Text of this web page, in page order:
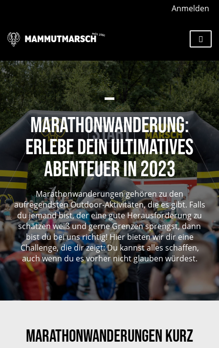
Anmelden
MARATHONWANDERUNG:
ERLEBE DEIN ULTIMATIVES
ABENTEUER IN 2023
Marathonwanderungen gehören zu den
aufregendsten Outdoor-Aktivitäten, die es gibt. Falls
du jemand bist, der eine gute Herausforderung zu
schätzen weiß und gerne Grenzen sprengst, dann
bist du bei uns richtig! Hier bieten wir dir eine
Challenge, die dir zeigt: Du kannst alles schaffen,
auch wenn du es vorher nicht glauben würdest.
Marathonwanderungen kurz